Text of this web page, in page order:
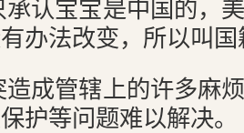
认宝宝是中国的，
办法改变，所以叫
造成管辖上的许多麻
护等问题难以解决。